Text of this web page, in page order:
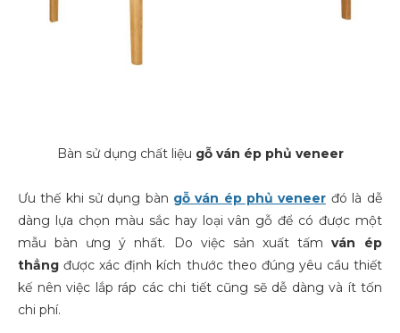
Bàn sử dụng chất liệu gỗ ván ép phủ veneer
Ưu thế khi sử dụng bàn gỗ ván ép phủ veneer đó là dễ
dàng lựa chọn màu sắc hay loại vân gỗ để có được một
mẫu bàn ưng ý nhất. Do việc sản xuất tấm ván ép
thẳng được xác định kích thước theo đúng yêu cầu thiết
kế nên việc lắp ráp các chi tiết cũng sẽ dễ dàng và ít tốn
chi phí.